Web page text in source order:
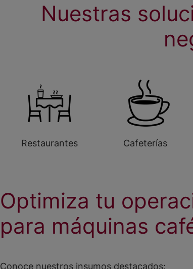
Nuestras
Restaurantes Cafeterías
Optimiza tu
para máquinas
Conoce nuestros insumos destacados: